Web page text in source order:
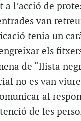
l’acció de
van
tenia un
els
de “llista
no es van
al
de les